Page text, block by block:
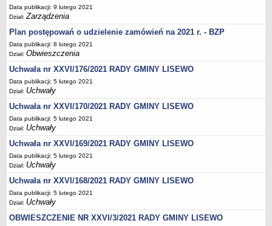
Sprawozdania
Podstawowa kwota dotacji dla przedszkoli
SPRAWY DO ZAŁATWIENIA
Rejestry, ewidencje i archiwa
Elektroniczna Skrzynka Podawcza
Udostępnianie informacji publicznej
Urząd Stanu Cywilnego
Ewidencja ludności i dowody osobiste
Podatki
Zaświadczenia
Pomoc społeczna
Wsparcie dla rodzin z dziećmi
Centralna Ewidencja i Informacja o Działalności Gospodarczej
Zezwolenia na sprzedaż napojów alkoholowych
Data publikacji: 9 lutego 2021
Dział:Zarządzenia
Plan postępowań o udzielenie zamówień na 2021 r. - BZP
Data publikacji: 8 lutego 2021
Dział:Obwieszczenia
Uchwała nr XXVI/176/2021 RADY GMINY LISEWO
Data publikacji: 5 lutego 2021
Dział: Uchwały
Uchwała nr XXVI/170/2021 RADY GMINY LISEWO
Data publikacji: 5 lutego 2021
Dział: Uchwały
Uchwała nr XXVI/169/2021 RADY GMINY LISEWO
Data publikacji: 5 lutego 2021
Dział: Uchwały
Uchwała nr XXVI/168/2021 RADY GMINY LISEWO
Data publikacji: 5 lutego 2021
Dział: Uchwały
OBWIESZCZENIE NR XXVI/3/2021 RADY GMINY LISEWO